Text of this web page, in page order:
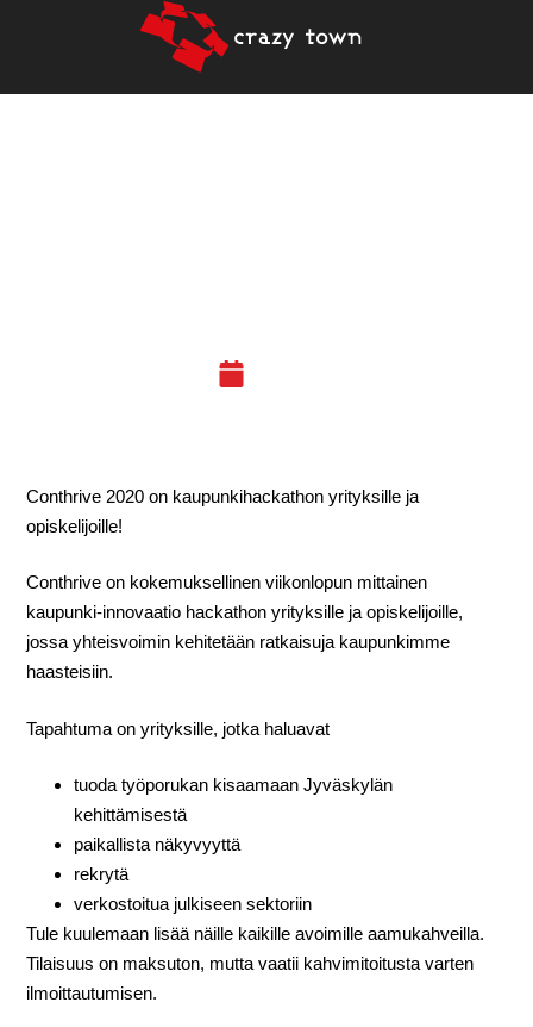
Conthrive 2020 on kaupunkihackathon yrityksille ja
opiskelijoille!
Conthrive on kokemuksellinen viikonlopun mittainen
kaupunki-innovaatio hackathon yrityksille ja opiskelijoille,
jossa yhteisvoimin kehitetään ratkaisuja kaupunkimme
haasteisiin.
Tapahtuma on yrityksille, jotka haluavat
tuoda työporukan kisaamaan Jyväskylän
kehittämisestä
paikallista näkyvyyttä
rekrytä
verkostoitua julkiseen sektoriin
Tule kuulemaan lisää näille kaikille avoimille aamukahveilla.
Tilaisuus on maksuton, mutta vaatii kahvimitoitusta varten
ilmoittautumisen.